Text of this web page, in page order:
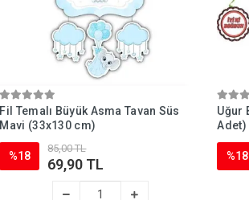
Fil Temalı Büyük Asma Tavan Süs
Mavi (33x130 cm)
%18
85,00 TL
69,90 TL
Uğur
Adet)
%18